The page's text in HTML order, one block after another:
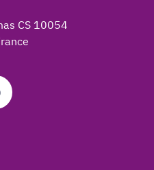
CS 10054